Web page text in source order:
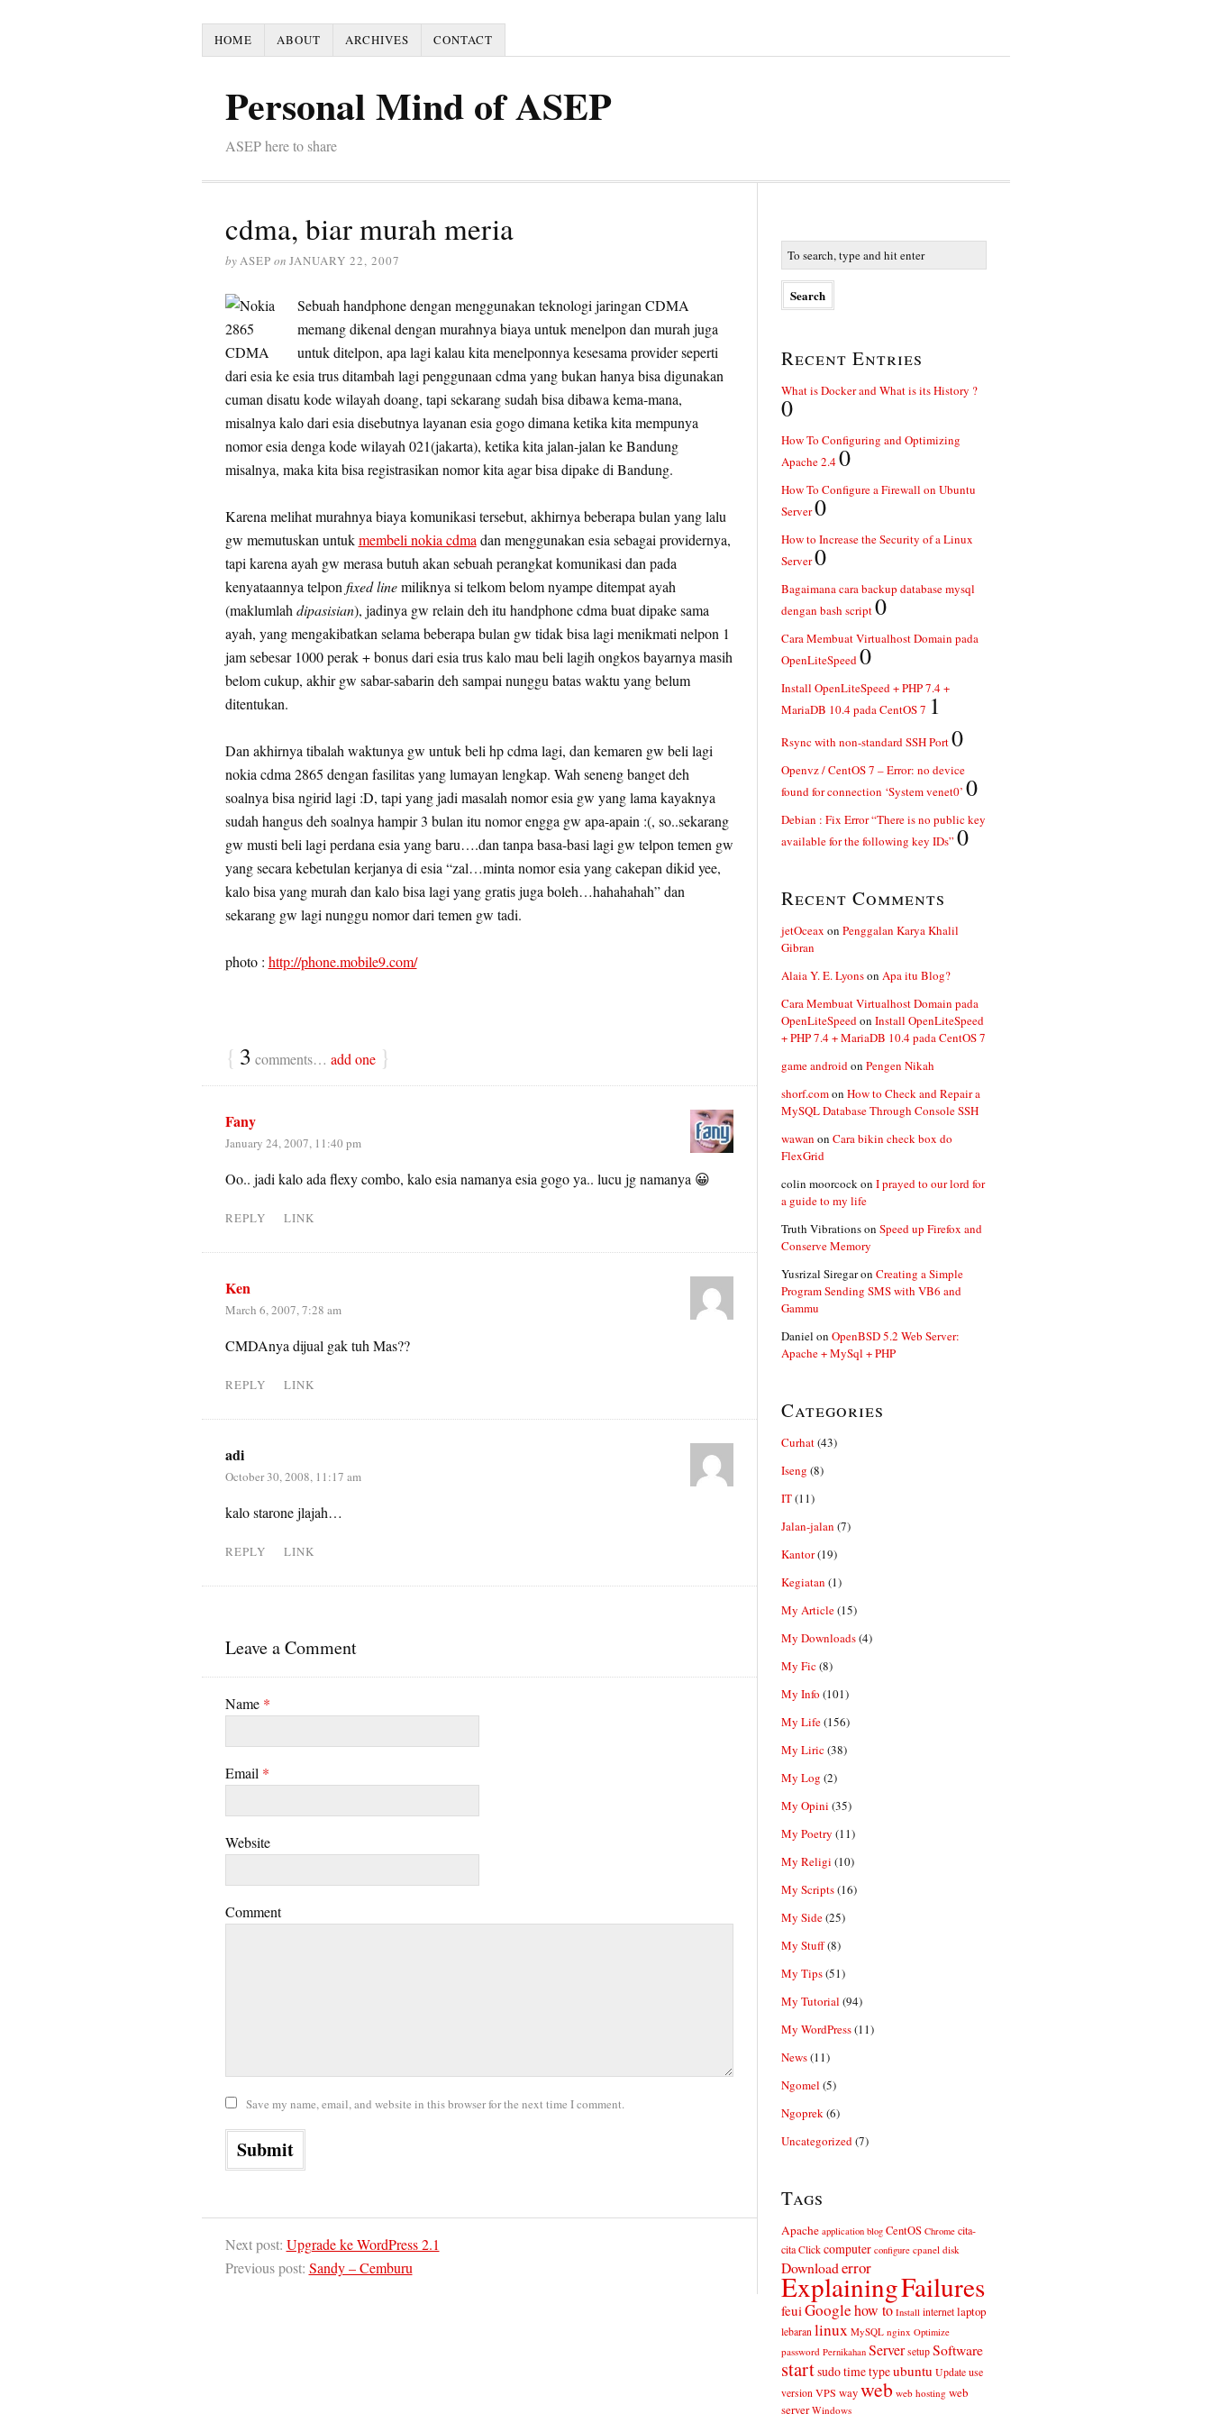
HOME ABOUT ARCHIVES CONTACT
Personal Mind of ASEP
ASEP here to share
cdma, biar murah meria
byASEP on JANUARY 22, 2007
Sebuah handphone dengan menggunakan teknologi jaringan CDMA
memang dikenal dengan murahnya biaya untuk menelpon dan murah juga
untuk ditelpon, apa lagi kalau kita menelponnya kesesama provider seperti
dari esia ke esia trus ditambah lagi penggunaan cdma yang bukan hanya bisa digunakan
cuman disatu kode wilayah doang, tapi sekarang sudah bisa dibawa kema-mana,
misalnya kalo dari esia disebutnya layanan esia gogo dimana ketika kita mempunya
nomor esia denga kode wilayah 021(jakarta), ketika kita jalan-jalan ke Bandung
misalnya, maka kita bisa registrasikan nomor kita agar bisa dipake di Bandung.
Karena melihat murahnya biaya komunikasi tersebut, akhirnya beberapa bulan yang lalu
gw memutuskan untukmembeli nokia cdma dan menggunakan esia sebagai providernya,
tapi karena ayah gw merasa butuh akan sebuah perangkat komunikasi dan pada
kenyataannya telpon fixed linemiliknya si telkom belom nyampe ditempat ayah
(maklumlah dipasisian), jadinya gw relain deh itu handphone cdma buat dipake sama
ayah, yang mengakibatkan selama beberapa bulan gw tidak bisa lagi menikmati nelpon 1
jam sebesar 1000 perak + bonus dari esia trus kalo mau beli lagih ongkos bayarnya masih
belom cukup, akhir gw sabar-sabarin deh sampai nunggu batas waktu yang belum
ditentukan.
Dan akhirnya tibalah waktunya gw untuk beli hp cdma lagi, dan kemaren gw beli lagi
nokia cdma 2865 dengan fasilitas yang lumayan lengkap. Wah seneng banget deh
soalnya bisa ngirid lagi :D, tapi yang jadi masalah nomor esia gw yang lama kayaknya
sudah hangus deh soalnya hampir 3 bulan itu nomor engga gw apa-apain :(, so..sekarang
gw musti beli lagi perdana esia yang baru….dan tanpa basa-basi lagi gw telpon temen gw
yang secara kebetulan kerjanya di esia “zal…minta nomor esia yang cakepan dikid yee,
kalo bisa yang murah dan kalo bisa lagi yang gratis juga boleh…hahahahah” dan
sekarang gw lagi nunggu nomor dari temen gw tadi.
photo : http://phone.mobile9.com/
{ 3 comments… add one }
Fany
January 24, 2007, 11:40 pm
Oo.. jadi kalo ada flexy combo, kalo esia namanya esia gogo ya.. lucu jg namanya 😀
REPLY LINK
Ken
March 6, 2007, 7:28 am
CMDAnya dijual gak tuh Mas??
REPLY LINK
adi
October 30, 2008, 11:17 am
kalo starone jlajah…
REPLY LINK
Leave a Comment
Name *
Email *
Website
Comment
Save my name, email, and website in this browser for the next time I comment.
Next post: Upgrade ke WordPress 2.1
Previous post: Sandy – Cemburu
Recent Entries
What is Docker and What is its History ?
0
How To Configuring and Optimizing
Apache 2.40
How To Configure a Firewall on Ubuntu
Server0
How to Increase the Security of a Linux
Server0
Bagaimana cara backup database mysql
dengan bash script0
Cara Membuat Virtualhost Domain pada
OpenLiteSpeed0
Install OpenLiteSpeed + PHP 7.4 +
MariaDB 10.4 pada CentOS 7 1
Rsync with non-standard SSH Port0
Openvz / CentOS 7 – Error: no device
found for connection ‘System venet0’ 0
Debian : Fix Error “There is no public key
available for the following key IDs” 0
Recent Comments
jetOceax on Penggalan Karya Khalil
Gibran
Alaia Y. E. Lyonson Apa itu Blog?
Cara Membuat Virtualhost Domain pada
OpenLiteSpeedon Install OpenLiteSpeed
+ PHP 7.4 + MariaDB 10.4 pada CentOS 7
game androidon Pengen Nikah
shorf.comon How to Check and Repair a
MySQL Database Through Console SSH
wawan on Cara bikin check box do
FlexGrid
colin moorcockon I prayed to our lord for
a guide to my life
Truth Vibrationson Speed up Firefox and
Conserve Memory
Yusrizal Siregaron Creating a Simple
Program Sending SMS with VB6 and
Gammu
Daniel on OpenBSD 5.2 Web Server:
Apache + MySql + PHP
Categories
Curhat(43)
Iseng (8)
IT(11)
Jalan-jalan (7)
Kantor(19)
Kegiatan (1)
My Article(15)
My Downloads(4)
My Fic(8)
My Info (101)
My Life(156)
My Liric(38)
My Log (2)
My Opini (35)
My Poetry (11)
My Religi (10)
My Scripts(16)
My Side(25)
My Stuff(8)
My Tips(51)
My Tutorial (94)
My WordPress(11)
News(11)
Ngomel (5)
Ngoprek(6)
Uncategorized(7)
Tags
Apache application blog CentOS Chrome cita-
cita Click computer configure cpanel disk
Downloaderror
ExplainingFailures
feuiGooglehow to Install internet laptop
lebaran linux MySQL nginx Optimize
password Pernikahan Server setup Software
startsudotimetypeubuntu Update use
version VPS way web web hosting web
server Windows